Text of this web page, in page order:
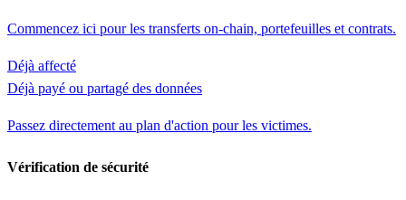
Commencez ici pour les transferts on-chain, portefeuilles et contrats.
Déjà affecté
Déjà payé ou partagé des données
Passez directement au plan d'action pour les victimes.
Vérification de sécurité